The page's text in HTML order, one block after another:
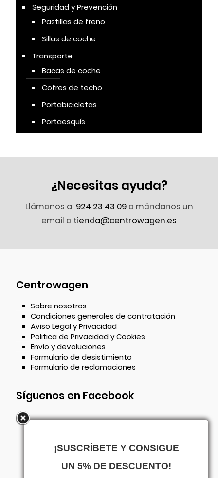
Seguridad y Prevención
Pastillas de freno
Sillas de coche
Transporte
Bacas de coche
Cofres de techo
Portabicicletas
Portaesquís
¿Necesitas ayuda?
Llámanos al 924 23 43 09o mándanos un
email a tienda@centrowagen.es
Centrowagen
Sobre nosotros
Condiciones generales de contratación
Aviso Legal y Privacidad
Politica de Privacidad y Cookies
Envío y devoluciones
Formulario de desistimiento
Formulario de reclamaciones
Síguenos en Facebook
¡SUSCRÍBETE Y CONSIGUE
UN 5% DE DESCUENTO!